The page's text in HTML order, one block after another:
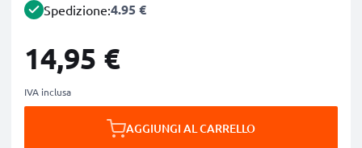
Spedizione:4.95 €
14,95 €
IVA inclusa
AGGIUNGI AL CARRELLO